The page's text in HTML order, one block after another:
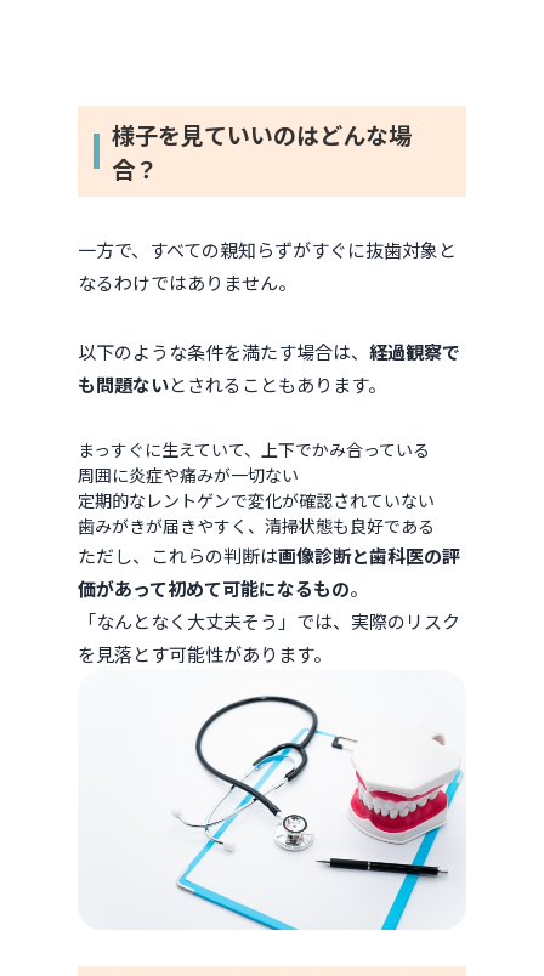
様子を見ていいのはどんな場
合？
一方で、すべての親知らずがすぐに抜歯対象と
なるわけではありません。
以下のような条件を満たす場合は、 経過観察で
も問題ないとされることもあります。
まっすぐに生えていて、上下でかみ合っている
周囲に炎症や痛みが一切ない
定期的なレントゲンで変化が確認されていない
歯みがきが届きやすく、清掃状態も良好である
ただし、これらの判断は画像診断と歯科医の評
価があって初めて可能になるもの。
「なんとなく大丈夫そう」では、実際のリスク
を見落とす可能性があります。